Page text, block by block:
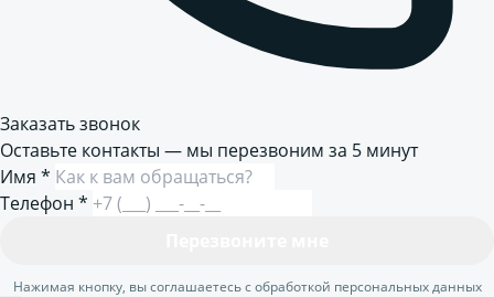
Заказать звонок
Оставьте контакты — мы перезвоним за 5 минут
Имя *
Телефон *
Нажимая кнопку, вы соглашаетесь с обработкой персональных данных